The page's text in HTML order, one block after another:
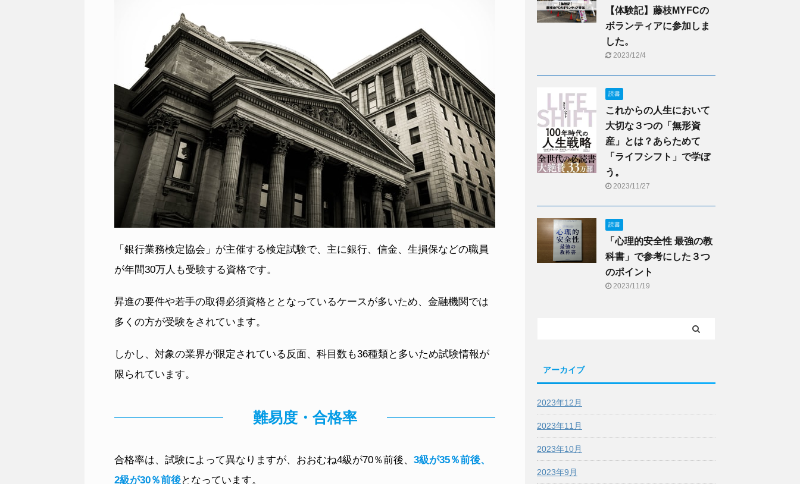
「銀行業務検定協会」が主催する検定試験で、主に銀行、信金、生損保などの職員
が年間30万人も受験する資格です。
昇進の要件や若手の取得必須資格ととなっているケースが多いため、金融機関では
多くの方が受験をされています。
しかし、対象の業界が限定されている反面、科目数も36種類と多いため試験情報が
限られています。
難易度・合格率
合格率は、試験によって異なりますが、おおむね4級が70％前後、 3級が35％前後、
2級が30％前後となっています。
【体験記】藤枝MYFCの
ボランティアに参加しま
した。
2023/12/4
読書
これからの人生において
大切な３つの「無形資
産」とは？あらためて
「ライフシフト」で学ぼ
う。
2023/11/27
読書
「心理的安全性 最強の教
科書」で参考にした３つ
のポイント
2023/11/19
アーカイブ
2023年12月
2023年11月
2023年10月
2023年9月